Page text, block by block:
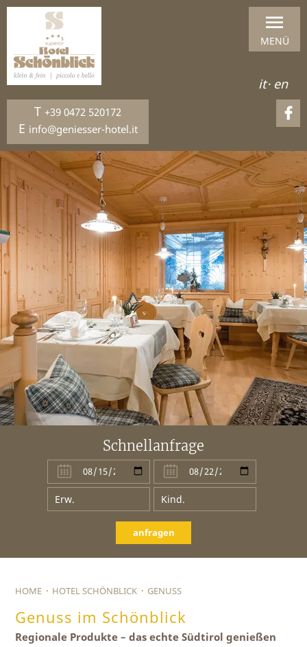
T +39 0472 520172
E info@geniesser-hotel.it
it· en
MENÜ
Schnellanfrage
anfragen
HOME · HOTEL SCHÖNBLICK · GENUSS
Genuss im Schönblick
Regionale Produkte – das echte Südtirol genießen